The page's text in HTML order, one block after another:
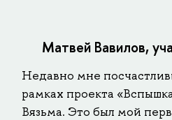
Матвей Вавилов,
Недавно мне
рамках проекта
Вязьма. Это был мой